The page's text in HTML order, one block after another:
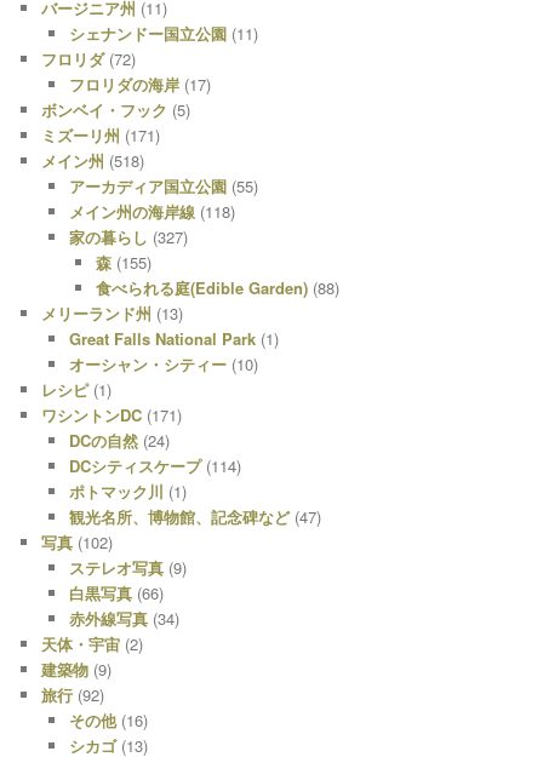
バージニア州 (11)
シェナンドー国立公園(11)
フロリダ(72)
フロリダの海岸(17)
ボンベイ・フック (5)
ミズーリ州 (171)
メイン州 (518)
アーカディア国立公園(55)
メイン州の海岸線(118)
家の暮らし (327)
森 (155)
食べられる庭(Edible Garden) (88)
メリーランド州 (13)
Great Falls National Park(1)
オーシャン・シティー(10)
レシピ(1)
ワシントンDC (171)
DCの自然(24)
DCシティスケープ(114)
ポトマック川 (1)
観光名所、博物館、記念碑など(47)
写真 (102)
ステレオ写真(9)
白黒写真(66)
赤外線写真(34)
天体・宇宙 (2)
建築物 (9)
旅行 (92)
その他(16)
シカゴ(13)